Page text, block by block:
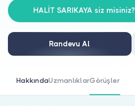
Doktorlar için
Doktor musunuz?
HALİT SARIKAYA siz misiniz?
Randevu Al
HakkındaUzmanlıklarGörüşler